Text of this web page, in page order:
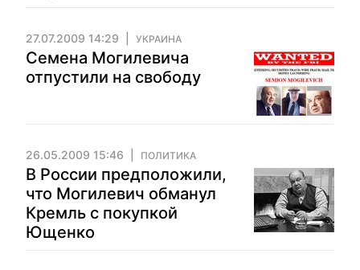
27.07.2009 14:29 УКРАИНА
Семена Могилевича
отпустили на свободу
26.05.2009 15:46 ПОЛИТИКА
В России предположили,
что Могилевич обманул
Кремль с покупкой
Ющенко